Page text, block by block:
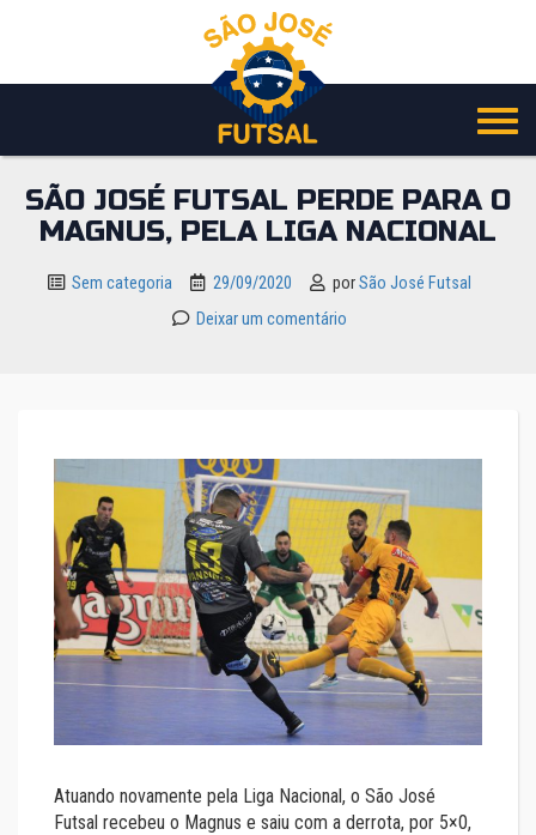
o
SÃO JOSÉ FUTSAL PERDE PARA O
MAGNUS, PELA LIGA NACIONAL
Sem categoria 29/09/2020 porSão José Futsal
Deixar um comentário
Atuando novamente pela Liga Nacional, o São José
Futsal recebeu o Magnus e saiu com a derrota, por 5×0,